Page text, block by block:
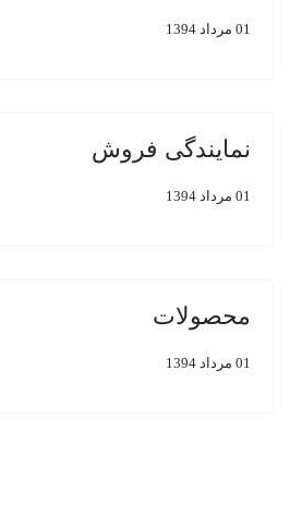
01 مرداد 1394
نمایندگی فروش
01 مرداد 1394
محصولات
01 مرداد 1394